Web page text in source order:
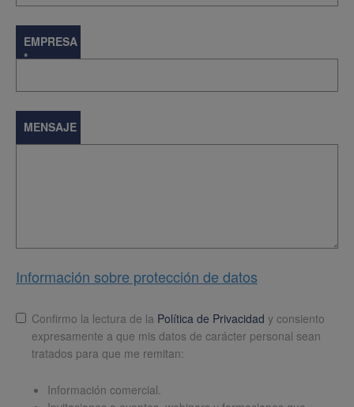
EMPRESA
*
MENSAJE
Información sobre protección de datos
LopdConfirmo la lectura de la Política de Privacidad y consiento
expresamente a que mis datos de carácter personal sean
tratados para que me remitan:
Información comercial.